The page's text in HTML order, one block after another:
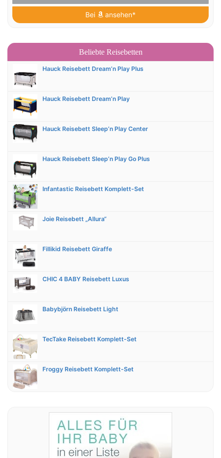
Bei ansehen*
Beliebte Reisebetten
Hauck Reisebett Dream’n Play Plus
Hauck Reisebett Dream’n Play
Hauck Reisebett Sleep’n Play Center
Hauck Reisebett Sleep’n Play Go Plus
Infantastic Reisebett Komplett-Set
Joie Reisebett „Allura“
Fillikid Reisebett Giraffe
CHIC 4 BABY Reisebett Luxus
Babybjörn Reisebett Light
TecTake Reisebett Komplett-Set
Froggy Reisebett Komplett-Set